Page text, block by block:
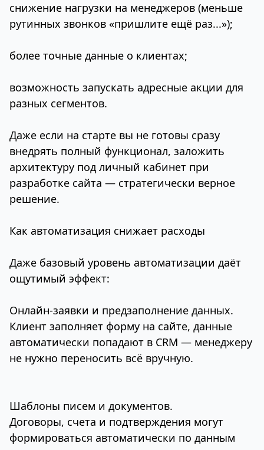
снижение нагрузки на менеджеров (меньше
рутинных звонков «пришлите ещё раз...»);
более точные данные о клиентах;
возможность запускать адресные акции для
разных сегментов.
Даже если на старте вы не готовы сразу
внедрять полный функционал, заложить
архитектуру под личный кабинет при
разработке сайта — стратегически верное
решение.
Как автоматизация снижает расходы
Даже базовый уровень автоматизации даёт
ощутимый эффект:
Онлайн-заявки и предзаполнение данных.
Клиент заполняет форму на сайте, данные
автоматически попадают в CRM — менеджеру
не нужно переносить всё вручную.
Шаблоны писем и документов.
Договоры, счета и подтверждения могут
формироваться автоматически по данным